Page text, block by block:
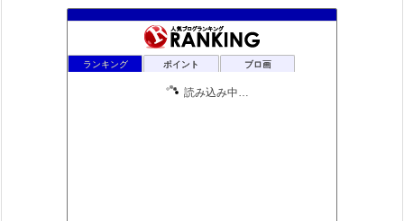
ランキング ポイント ブロ画
読み込み中…